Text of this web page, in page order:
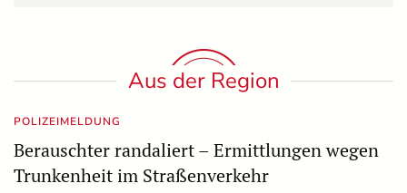
Aus der Region
POLIZEIMELDUNG
Berauschter randaliert – Ermittlungen wegen
Trunkenheit im Straßenverkehr